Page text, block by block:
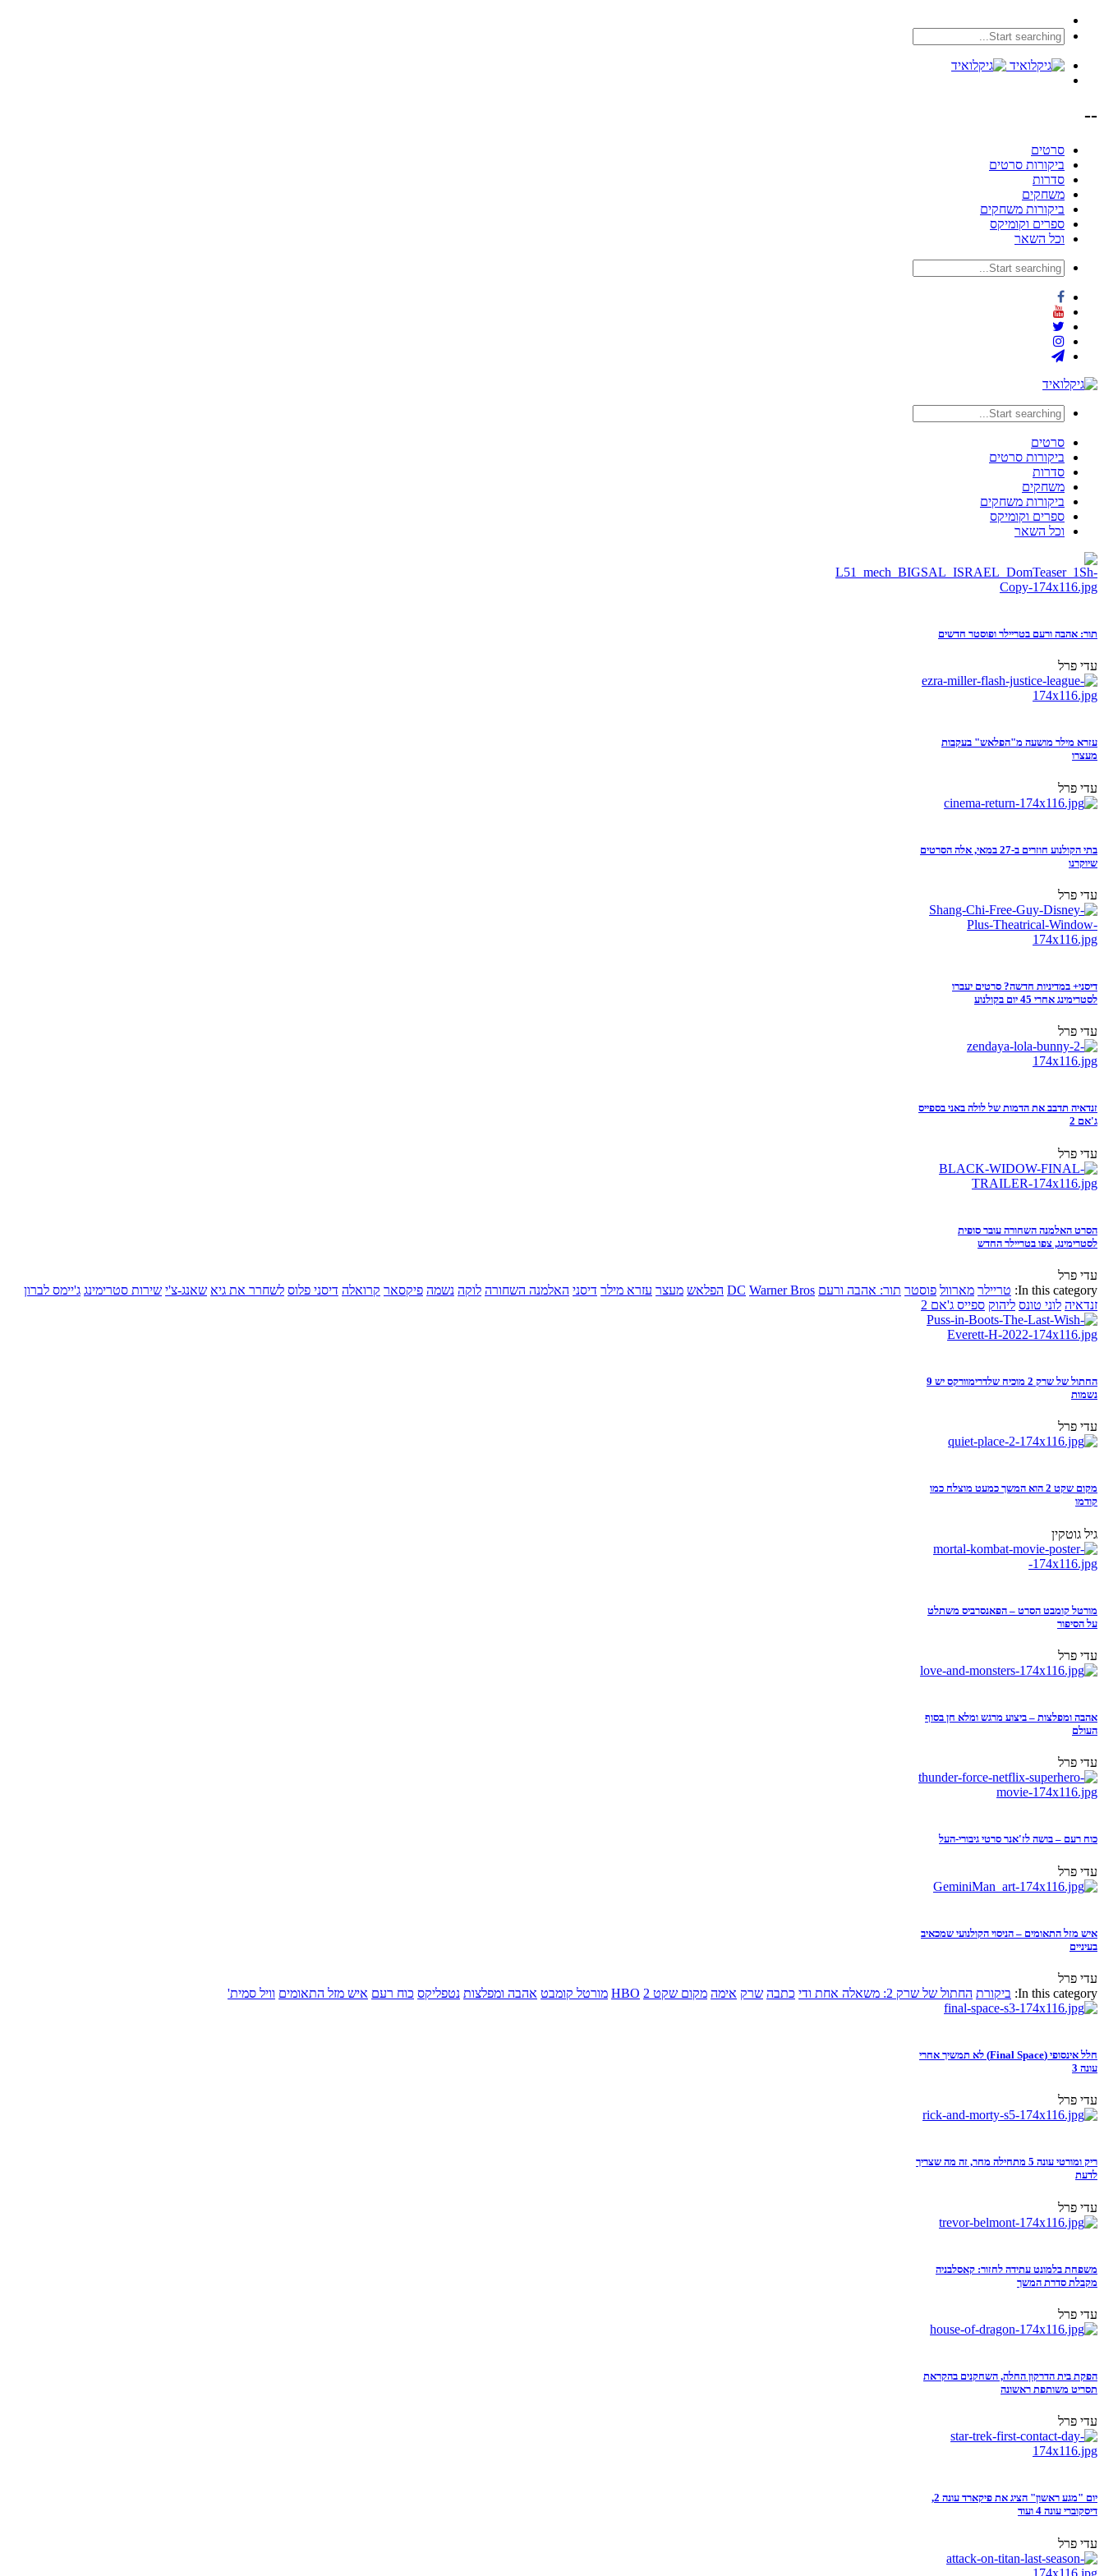
--
סרטים
ביקורות סרטים
סדרות
משחקים
ביקורות משחקים
ספרים וקומיקס
וכל השאר
סרטים
ביקורות סרטים
סדרות
משחקים
ביקורות משחקים
ספרים וקומיקס
וכל השאר
תור: אהבה ורעם בטריילר ופוסטר חדשים
עדי פרל
עזרא מילר מושעה מ"הפלאש" בעקבות
מעצרו
עדי פרל
בתי הקולנוע חוזרים ב-27 במאי, אלה הסרטים
שיוקרנו
עדי פרל
דיסני+ במדיניות חדשה? סרטים יעברו
לסטרימינג אחרי 45 יום בקולנוע
עדי פרל
זנדאיה תדבב את הדמות של לולה באני בספייס
ג'אם 2
עדי פרל
הסרט האלמנה השחורה עובר סופית
לסטרימינג, צפו בטריילר החדש
עדי פרל
In this category: טריילר מארוול פוסטר תור: אהבה ורעם DC Warner Bros הפלאש מעצר עזרא מילר דיסני האלמנה השחורה לוקה נשמה פיקסאר קרואלה דיסני פלוס לשחרר את גיא שאנג-צ'י שירות סטרימינג ג'יימס לברון
זנדאיה לוני טונס ליהוק ספייס ג'אם 2
החתול של שרק 2 מוכיח שלדרימוורקס יש 9
נשמות
עדי פרל
מקום שקט 2 הוא המשך כמעט מוצלח כמו
קודמו
גיל גוטקין
מורטל קומבט הסרט – הפאנסרביס משתלט
על הסיפור
עדי פרל
אהבה ומפלצות – ביצוע מרגש ומלא חן בסוף
העולם
עדי פרל
כוח רעם – בושה לז'אנר סרטי גיבורי-העל
עדי פרל
איש מזל התאומים – הניסוי הקולנועי שמכאיב
בעיניים
עדי פרל
In this category: ביקורת החתול של שרק 2: משאלה אחת ודי כתבה שרק אימה מקום שקט 2 HBO מורטל קומבט אהבה ומפלצות נטפליקס כוח רעם איש מזל התאומים וויל סמית'
חלל אינסופי (Final Space) לא תמשיך אחרי
עונה 3
עדי פרל
ריק ומורטי עונה 5 מתחילה מחר, זה מה שצריך
לדעת
עדי פרל
משפחת בלמונט עתידה לחזור: קאסלבניה
מקבלת סדרת המשך
עדי פרל
הפקת בית הדרקון החלה, השחקנים בהקראת
תסריט משותפת ראשונה
עדי פרל
יום "מגע ראשון" הציג את פיקארד עונה 2,
דיסקוברי עונה 4 ועוד
עדי פרל